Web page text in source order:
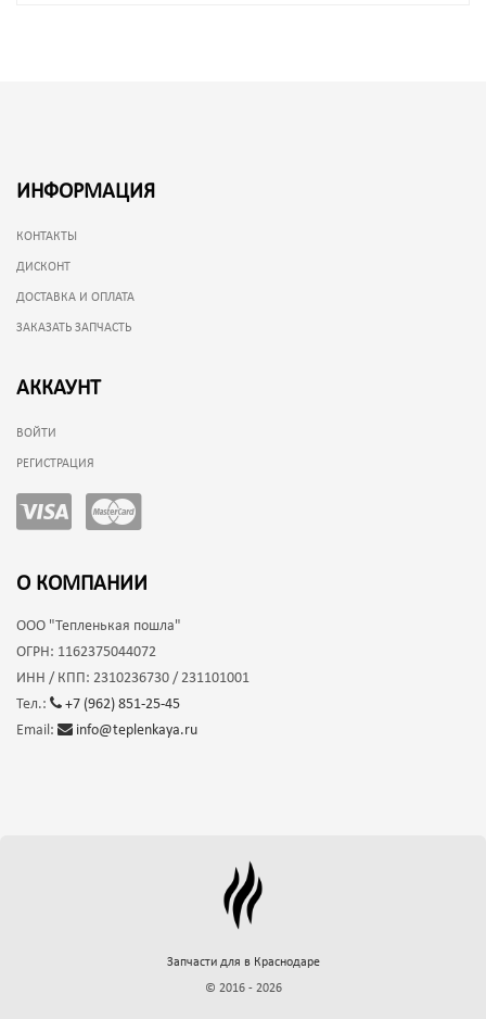
ИНФОРМАЦИЯ
КОНТАКТЫ
ДИСКОНТ
ДОСТАВКА И ОПЛАТА
ЗАКАЗАТЬ ЗАПЧАСТЬ
АККАУНТ
ВОЙТИ
РЕГИСТРАЦИЯ
О КОМПАНИИ
ООО "Тепленькая пошла"
ОГРН: 1162375044072
ИНН / КПП: 2310236730 / 231101001
Тел.:
+7 (962) 851-25-45
Email:
info@teplenkaya.ru
Запчасти для в Краснодаре
© 2016 - 2026